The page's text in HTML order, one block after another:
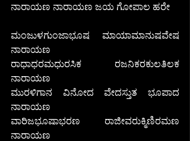
ನಾರಾಯಣ ನಾರಾಯಣ ಜಯ ಗೋಪಾಲ ಹರೇ
ಮಂಜುಳಗುಂಜಾಭೂಷ ಮಾಯಾಮಾನುಷವೇಷ
ನಾರಾಯಣ
ರಾಧಾಧರಮಧುರಸಿಕ ರಜನಿಕರಕುಲತಿಲಕ
ನಾರಾಯಣ
ಮುರಳಿಗಾನ ವಿನೋದ ವೇದಸ್ತುತ ಭೂಪಾದ
ನಾರಾಯಣ
ವಾರಿಜಭೂಷಾಭರಣ ರಾಜೀವರುಕ್ಮಿಣಿರಮಣ
ನಾರಾಯಣ